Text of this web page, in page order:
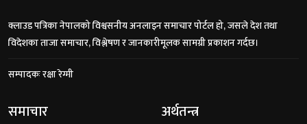
क्लाउड पत्रिका नेपालको विश्वसनीय अनलाइन समाचार पोर्टल हो, जसले देश तथा
विदेशका ताजा समाचार, विश्लेषण र जानकारीमूलक सामग्री प्रकाशन गर्दछ।
सम्पादकः रक्षा रेग्मी
समाचार अर्थतन्त्र